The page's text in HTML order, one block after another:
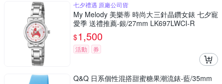
七夕禮遇 原廠公司貨
My Melody 美樂蒂 時尚大三針晶鑽女錶 七夕寵
愛季 送禮推薦-銀/27mm LK697LWCI-R
$1,500
活動 券
Q&Q 日系個性混搭甜蜜糖果潮流錶-藍/35mm